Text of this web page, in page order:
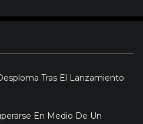
Tras El Lanzamiento
En Medio De Un